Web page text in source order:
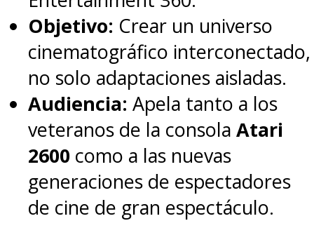
Objetivo: Crear un universo
cinematográfico interconectado,
no solo adaptaciones aisladas.
Audiencia: Apela tanto a los
veteranos de la consola Atari
2600 como a las nuevas
generaciones de espectadores
de cine de gran espectáculo.